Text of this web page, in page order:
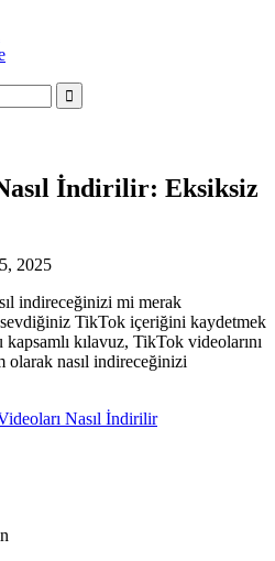
İndirilir: Eksiksiz
2025
indireceğinizi mi merak
TikTok içeriğini kaydetmek
kılavuz, TikTok videolarını
olarak nasıl indireceğinizi
Nasıl İndirilir